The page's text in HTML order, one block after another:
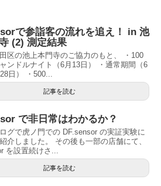
で参詣客の流れを追え！ in 池
(2) 測定結果
区の池上本門寺のご協力のもと、 ・100
ンドルナイト（6月13日） ・通常期間（6
日） ・500...
記事を読む
で非日常はわかるか？
グで虎ノ門での DF.sensor の実証実験に
介しました。 その後も一部の店舗にて、
を設置続けさ...
記事を読む